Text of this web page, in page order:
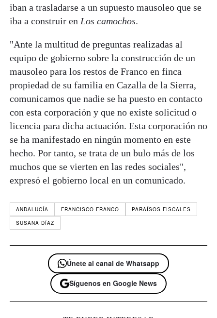
iban a trasladarse a un supuesto mausoleo que se
iba a construir en Los camochos.
"Ante la multitud de preguntas realizadas al
equipo de gobierno sobre la construcción de un
mausoleo para los restos de Franco en finca
propiedad de su familia en Cazalla de la Sierra,
comunicamos que nadie se ha puesto en contacto
con esta corporación y que no existe solicitud o
licencia para dicha actuación. Esta corporación no
se ha manifestado en ningún momento en este
hecho. Por tanto, se trata de un bulo más de los
muchos que se vierten en las redes sociales",
expresó el gobierno local en un comunicado.
ANDALUCÍA FRANCISCO FRANCO
PARAÍSOS FISCALES
SUSANA DÍAZ
Únete al canal de Whatsapp
Síguenos en Google News